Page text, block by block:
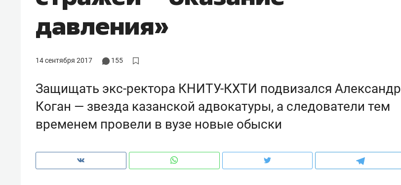
давления»
14 сентября 2017 155
Защищать экс-ректора КНИТУ-КХТИ подвизался Александр
Коган — звезда казанской адвокатуры, а следователи тем
временем провели в вузе новые обыски